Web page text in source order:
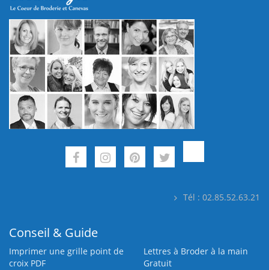
Tél : 02.85.52.63.21
Conseil & Guide
Imprimer une grille point de
croix PDF
Lettres à Broder à la main
Gratuit